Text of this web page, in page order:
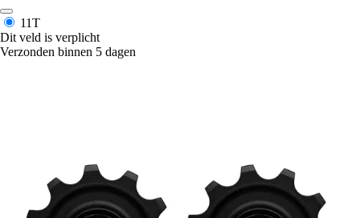
11T
Dit veld is verplicht
Verzonden binnen 5 dagen